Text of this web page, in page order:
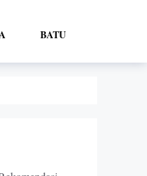
BATU